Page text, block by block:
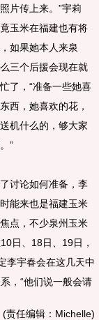
片传上来。 ”宇莉
玉米在福建也有将
如果她本人来泉
三个后援会现在就
了，“准备一些她喜
西，她喜欢的花，
机什么的，够大家
”
论如何准备，李
能来也是福建玉米
点，不少泉州玉米
日、18日、19日，
李宇春会在这几天中
，“他们说一般会请
(责任编辑：Michelle)